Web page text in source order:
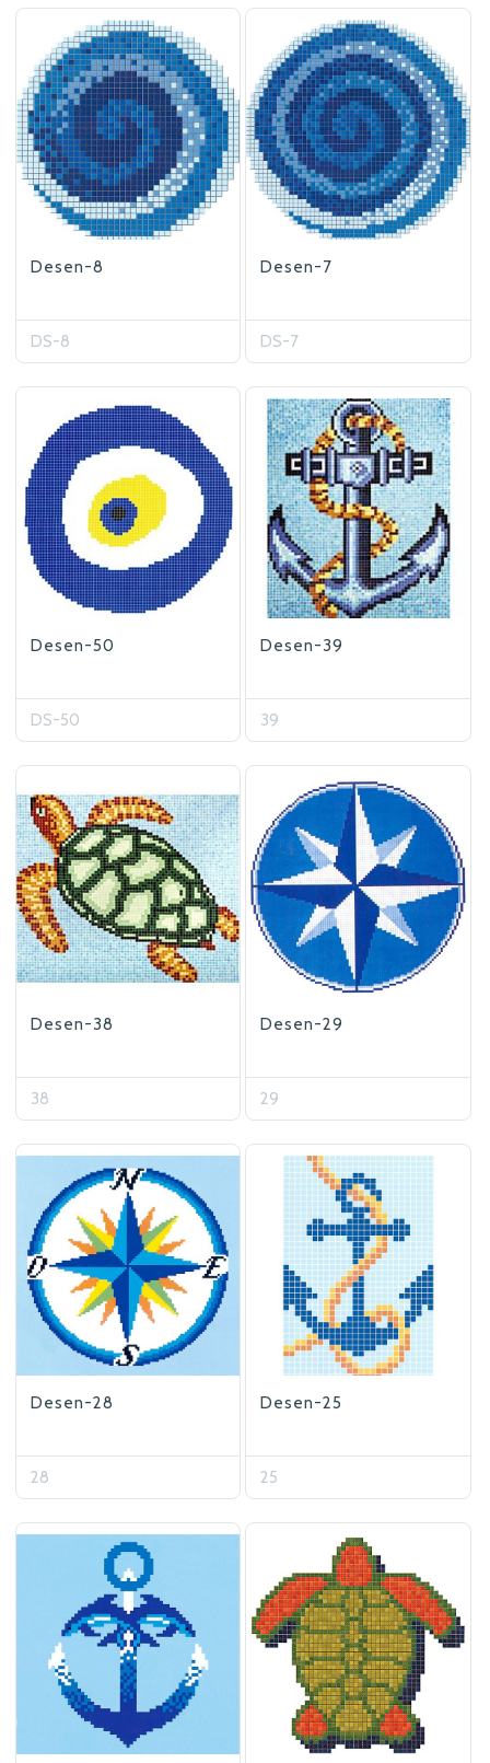
Desen-8
DS-8
Desen-7
DS-7
Desen-50
DS-50
Desen-39
39
Desen-38
38
Desen-29
29
Desen-28
28
Desen-25
25
Betaş Cam Mozaik
Betaş Cam Mozik olarak tam zamanlı
meslektaşlar arıyoruz. Özgeçmişlerinizi
gönderdikten sonra tarafımıza bilgi
vermeniz faydalı olacaktır.
Özgeçmişlerinizi yandaki formdan
bizlere ulaştırabilirsiniz. Bizi tercih